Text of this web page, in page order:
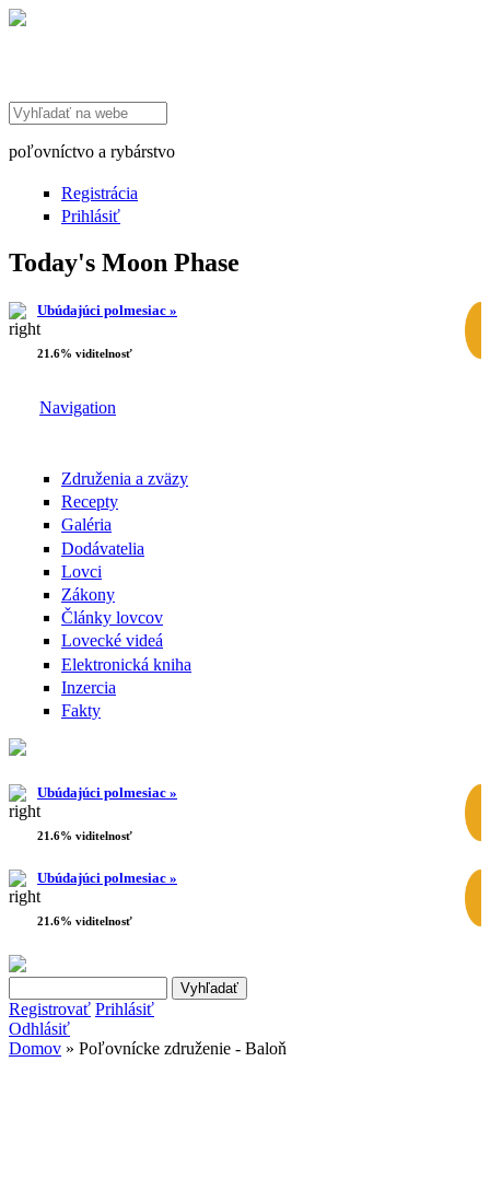
Search this site
poľovníctvo a rybárstvo
Registrácia
Prihlásiť
Today's Moon Phase
Ubúdajúci polmesiac »
21.6% viditelnosť
Navigation
Združenia a zväzy
Recepty
Galéria
Dodávatelia
Lovci
Zákony
Články lovcov
Lovecké videá
Elektronická kniha
Inzercia
Fakty
Ubúdajúci polmesiac »
21.6% viditelnosť
Ubúdajúci polmesiac »
21.6% viditelnosť
Vyhľadávanie
Registrovať Prihlásiť
Odhlásiť
Domov » Poľovnícke združenie - Baloň